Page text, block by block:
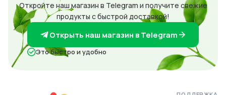
Откройте наш магазин в Telegram и получите свежие
продукты с быстрой доставкой!
Открыть наш магазин в Telegram
Это быстро и удобно